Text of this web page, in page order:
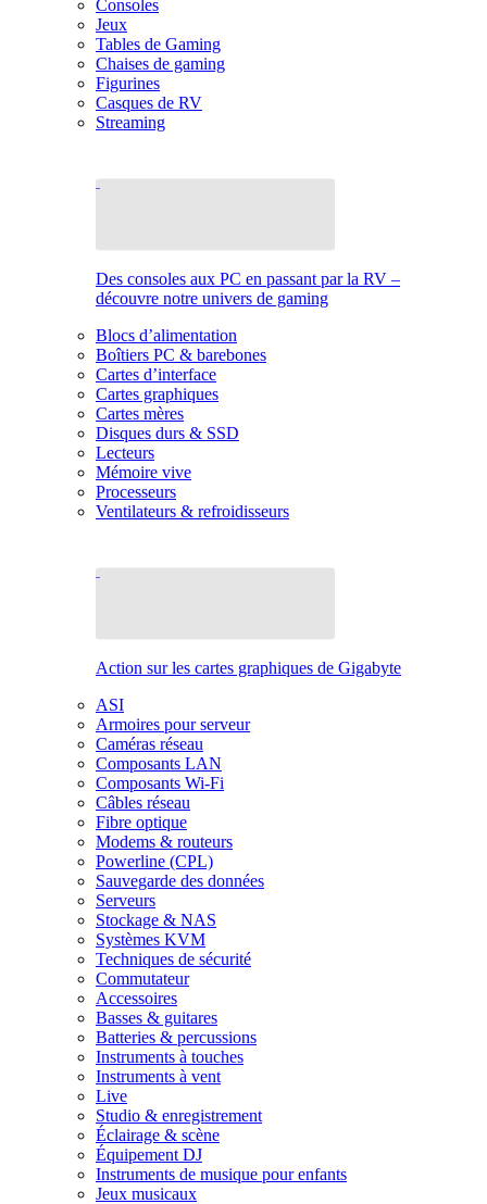
Consoles
Jeux
Tables de Gaming
Chaises de gaming
Figurines
Casques de RV
Streaming
Des consoles aux PC en passant par la RV –
découvre notre univers de gaming
Blocs d’alimentation
Boîtiers PC & barebones
Cartes d’interface
Cartes graphiques
Cartes mères
Disques durs & SSD
Lecteurs
Mémoire vive
Processeurs
Ventilateurs & refroidisseurs
Action sur les cartes graphiques de Gigabyte
ASI
Armoires pour serveur
Caméras réseau
Composants LAN
Composants Wi-Fi
Câbles réseau
Fibre optique
Modems & routeurs
Powerline (CPL)
Sauvegarde des données
Serveurs
Stockage & NAS
Systèmes KVM
Techniques de sécurité
Commutateur
Accessoires
Basses & guitares
Batteries & percussions
Instruments à touches
Instruments à vent
Live
Studio & enregistrement
Éclairage & scène
Équipement DJ
Instruments de musique pour enfants
Jeux musicaux